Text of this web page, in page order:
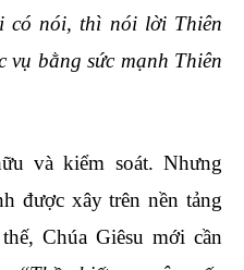
có nói, thì nói lời Thiên
bằng sức mạnh Thiên
và kiểm soát. Nhưng
được xây trên nền tảng
Chúa Giêsu mới cần